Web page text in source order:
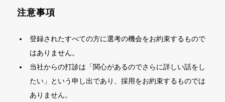
注意事項
登録されたすべての方に選考の機会をお約束するもので
はありません。
当社からの打診は「関心があるのでさらに詳しい話をし
たい」という申し出であり、採用をお約束するものでは
ありません。